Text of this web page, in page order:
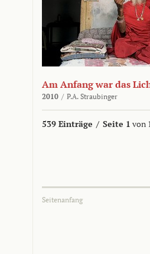
Am Anfang war das
2010 / P.A. Straubinger
539 Einträge / Seite 1 von
Seitenanfang